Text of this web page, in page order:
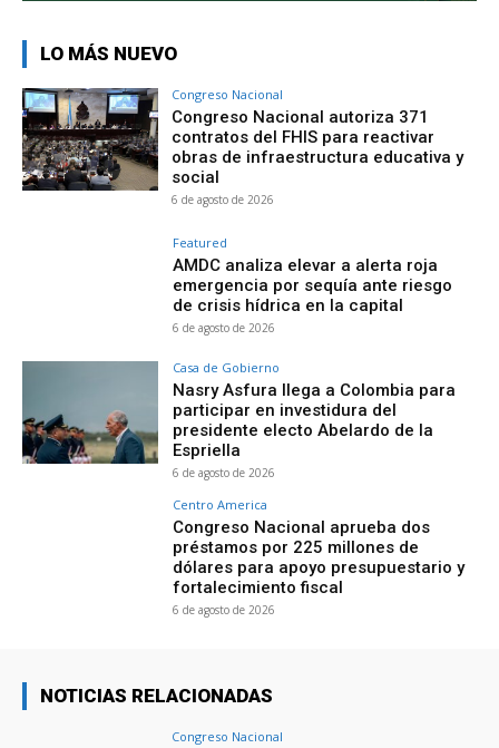
LO MÁS NUEVO
Congreso Nacional
Congreso Nacional autoriza 371
contratos del FHIS para reactivar
obras de infraestructura educativa y
social
6 de agosto de 2026
Featured
AMDC analiza elevar a alerta roja
emergencia por sequía ante riesgo
de crisis hídrica en la capital
6 de agosto de 2026
Casa de Gobierno
Nasry Asfura llega a Colombia para
participar en investidura del
presidente electo Abelardo de la
Espriella
6 de agosto de 2026
Centro America
Congreso Nacional aprueba dos
préstamos por 225 millones de
dólares para apoyo presupuestario y
fortalecimiento fiscal
6 de agosto de 2026
NOTICIAS RELACIONADAS
Congreso Nacional